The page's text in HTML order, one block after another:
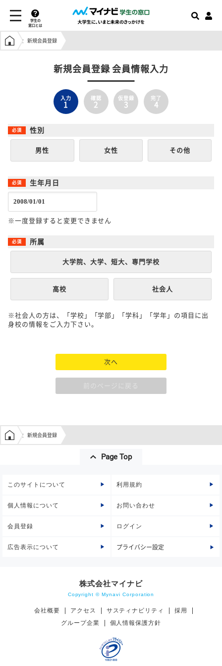
学生の
窓口とは
学生の窓口トップ
新規会員登録
新規会員登録 会員情報入力
入力
1
確認
2
仮登録
3
完了
4
性別
男性 女性 その他
生年月日
※一度登録すると変更できません
所属
大学院、大学、短大、専門学校
高校 社会人
※社会人の方は、「学校」「学部」「学科」「学年」の項目に出
身校の情報をご入力下さい。
次へ
前のページに戻る
学生の窓口トップ
新規会員登録
Page Top
このサイトについて 利用規約
個人情報について お問い合わせ
会員登録 ログイン
広告表示について プライバシー設定
株式会社マイナビ
Copyright © Mynavi Corporation
会社概要 アクセス サスティナビリティ
採用
グループ企業
個人情報保護方針